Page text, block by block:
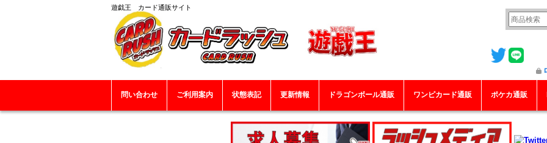
遊戯王 カード通販サイト
問い合わせ ご利用案内 状態表記 更新情報 ドラゴンボール通販 ワンピカード通販 ポケカ通販